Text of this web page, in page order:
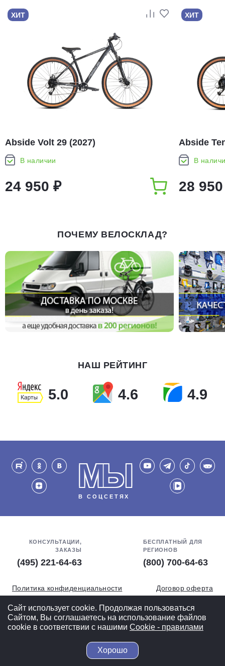
ХИТ
Abside Volt 29 (2027)
В наличии
24 950 ₽
ХИТ
Abside
В
28
ПОЧЕМУ ВЕЛОСКЛАД?
НАШ РЕЙТИНГ
5.0 4.6 4.9
МЫ
В СОЦСЕТЯХ
КОНСУЛЬТАЦИИ,
ЗАКАЗЫ
(495) 221-64-63
БЕСПЛАТНЫЙ ДЛЯ
РЕГИОНОВ
(800) 700-64-63
Политика конфиденциальности
Договор оферта
Обработка персональных данных
СОУТ
Полная версия
© 2004-2026 ВелоСклад.ру - более 20 лет радуем Вас!
Сайт использует cookie. Продолжая пользоваться
Сайтом, Вы соглашаетесь на использование файлов
cookie в соответствии с нашими Cookiе - правилами
Хорошо